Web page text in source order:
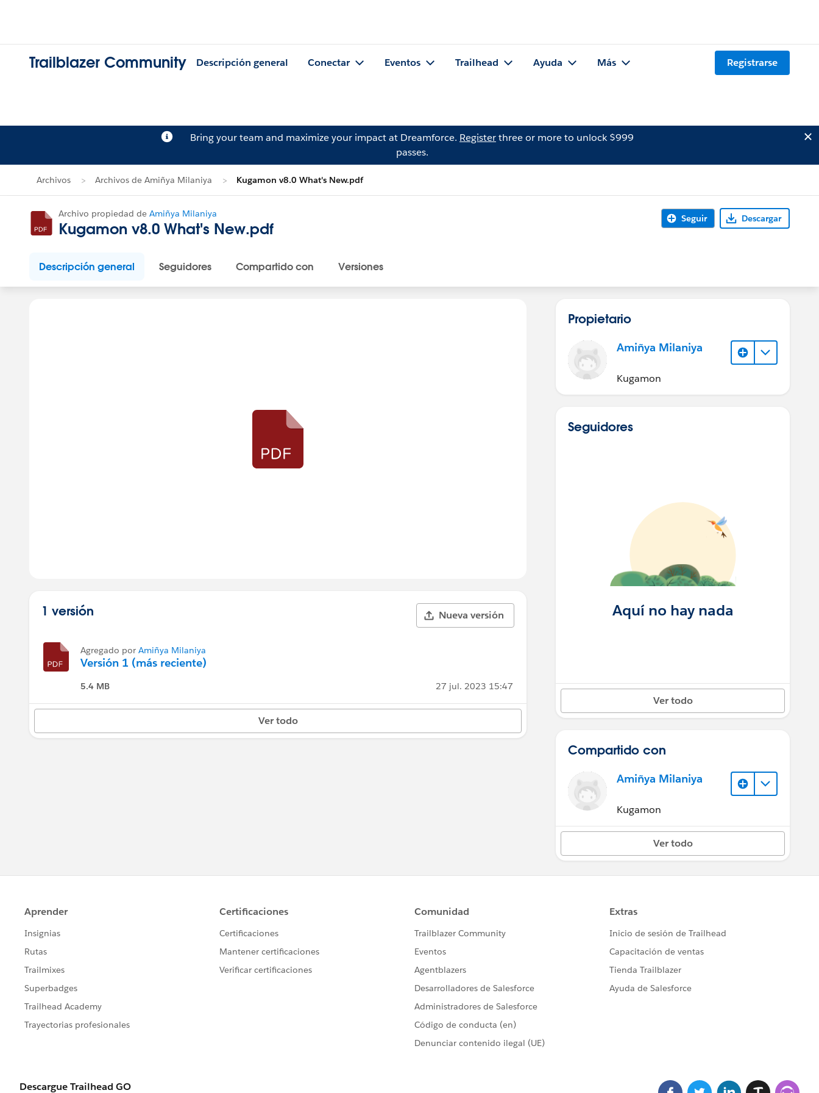
Trailblazer Community Descripción general Conectar Eventos Trailhead Ayuda Más Registrarse
Bring your team and maximize your impact at Dreamforce. Registerthree or more to unlock $999
passes.
Archivos Archivos de Amiñya Milaniya Kugamon v8.0 What's New.pdf
Archivo propiedad de Amiñya Milaniya
Kugamon v8.0 What's New.pdf
Seguir Descargar
Descripción general Seguidores Compartido con Versiones
1 versión Nueva versión
Agregado por Amiñya Milaniya
Versión 1 (más reciente)
5.4 MB 27 jul. 2023 15:47
Ver todo
Propietario
Amiñya Milaniya
Kugamon
Seguidores
Aquí no hay nada
Ver todo
Compartido con
Amiñya Milaniya
Kugamon
Ver todo